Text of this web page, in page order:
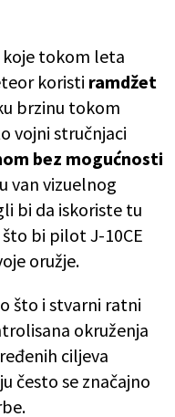
koje tokom leta
koristi ramdžet
brzinu tokom
vojni stručnjaci
bez mogućnosti
van vizuelnog
bi da iskoriste tu
bi pilot J-10CE
oružje.
što i stvarni ratni
okruženja
ciljeva
često se značajno